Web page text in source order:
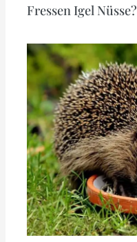
Fressen Igel Nüsse?